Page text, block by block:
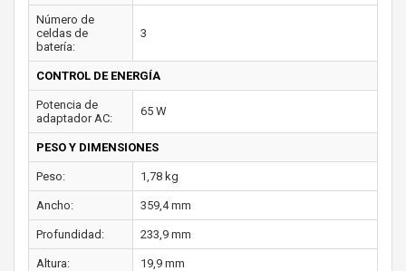
Número de
celdas de
batería:
3
CONTROL DE ENERGÍA
Potencia de
adaptador AC:
65 W
PESO Y DIMENSIONES
Peso: 1,78 kg
Ancho: 359,4 mm
Profundidad: 233,9 mm
Altura: 19,9 mm